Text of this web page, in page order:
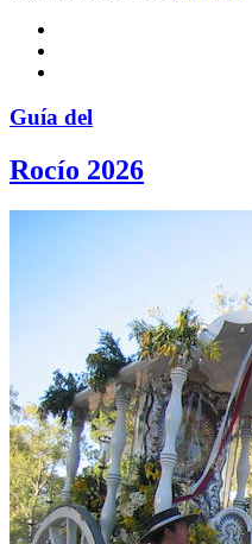
Guía del
Rocío 2026